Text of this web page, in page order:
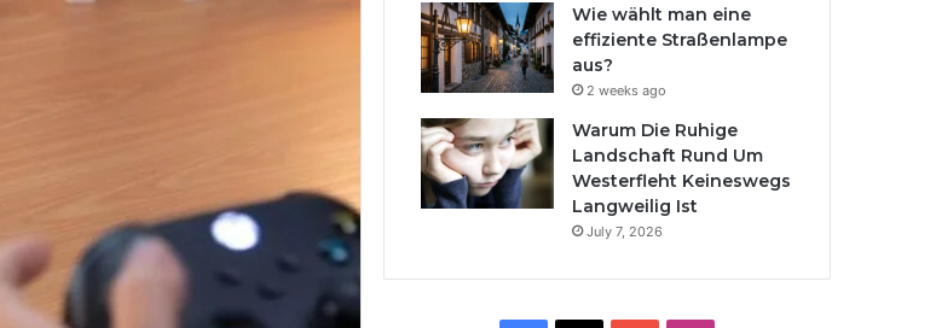
Wie wählt man eine
effiziente Straßenlampe
aus?
2 weeks ago
Warum Die Ruhige
Landschaft Rund Um
Westerfleht Keineswegs
Langweilig Ist
July 7, 2026